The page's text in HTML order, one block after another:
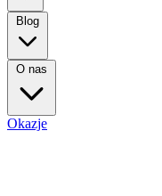
Blog
O nas
Okazje